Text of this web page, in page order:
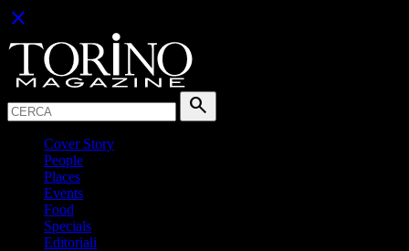
close
search
Cover Story
People
Places
Events
Food
Specials
Editoriali